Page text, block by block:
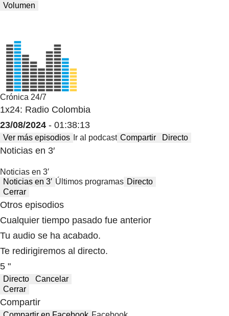
Volumen
Crónica 24/7
1x24: Radio Colombia
23/08/2024 - 01:38:13
Ver más episodios Ir al podcast Compartir Directo
Noticias en 3′
Noticias en 3′
Noticias en 3′ Últimos programas Directo
Cerrar
Otros episodios
Cualquier tiempo pasado fue anterior
Tu audio se ha acabado.
Te redirigiremos al directo.
5 "
Directo
Cancelar
Cerrar
Compartir